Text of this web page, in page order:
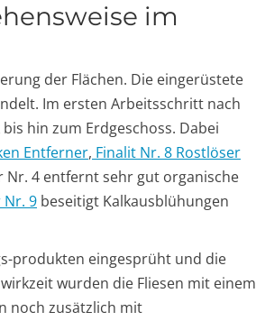
im
der Flächen. Die eingerüstete
Im ersten Arbeitsschritt nach
hin zum Erdgeschoss. Dabei
Entferner, Finalit Nr. 8 Rostlöser
Nr. 4 entfernt sehr gut organische
Nr. 9 beseitigt Kalkausblühungen
produkten eingesprüht und die
wurden die Fliesen mit einem
noch zusätzlich mit